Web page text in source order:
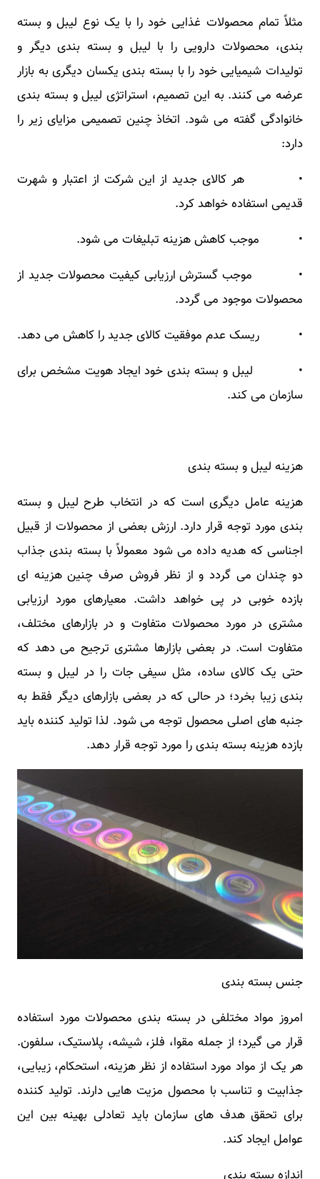
مثلاً تمام محصولات غذایی خود را با یک نوع لیبل و بسته
بندی، محصولات دارویی را با لیبل و بسته بندی دیگر و
تولیدات شیمیایی خود را با بسته بندی یکسان دیگری به بازار
عرضه می کنند. به این تصمیم، استراتژی لیبل و بسته بندی
خانوادگی گفته می شود. اتخاذ چنین تصمیمی مزایای زیر را
دارد:
• هر کالای جدید از این شرکت از اعتبار و شهرت
قدیمی استفاده خواهد کرد.
• موجب کاهش هزینه تبلیغات می شود.
• موجب گسترش ارزیابی کیفیت محصولات جدید از
محصولات موجود می گردد.
• ریسک عدم موفقیت کالای جدید را کاهش می دهد.
• لیبل و بسته بندی خود ایجاد هویت مشخص برای
سازمان می کند.
هزینه لیبل و بسته بندی
هزینه عامل دیگری است که در انتخاب طرح لیبل و بسته
بندی مورد توجه قرار دارد. ارزش بعضی از محصولات از قبیل
اجناسی که هدیه داده می شود معمولاً با بسته بندی جذاب
دو چندان می گردد و از نظر فروش صرف چنین هزینه ای
بازده خوبی در پی خواهد داشت. معیارهای مورد ارزیابی
مشتری در مورد محصولات متفاوت و در بازارهای مختلف،
متفاوت است. در بعضی بازارها مشتری ترجیح می دهد که
حتی یک کالای ساده، مثل سیفی جات را در لیبل و بسته
بندی زیبا بخرد؛ در حالی که در بعضی بازارهای دیگر فقط به
جنبه های اصلی محصول توجه می شود. لذا تولید کننده باید
بازده هزینه بسته بندی را مورد توجه قرار دهد.
جنس بسته بندی
امروز مواد مختلفی در بسته بندی محصولات مورد استفاده
قرار می گیرد؛ از جمله مقوا، فلز، شیشه، پلاستیک، سلفون.
هر یک از مواد مورد استفاده از نظر هزینه، استحکام، زیبایی،
جذابیت و تناسب با محصول مزیت هایی دارند. تولید کننده
برای تحقق هدف های سازمان باید تعادلی بهینه بین این
عوامل ایجاد کند.